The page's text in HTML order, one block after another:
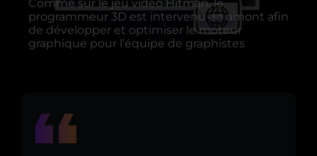
Comme sur le jeu vidéo Hitman, le
programmeur 3D est intervenu en amont afin
de développer et optimiser le moteur
graphique pour l’équipe de graphistes